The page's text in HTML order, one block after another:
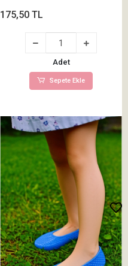
175,50 TL
Adet
Sepete Ekle